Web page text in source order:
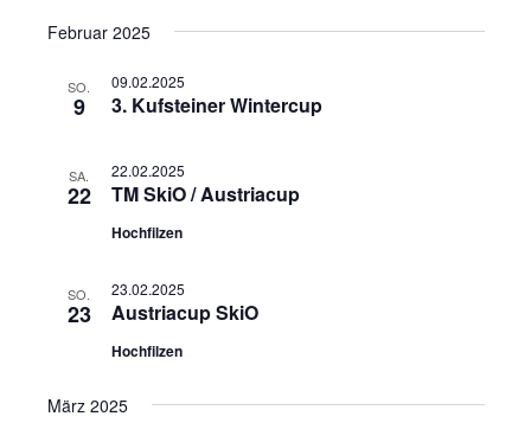
wählen.
Februar 2025
SO.
9 3. Kufsteiner Wintercup
09.02.2025
SA.
22 TM SkiO / Austriacup
22.02.2025
Hochfilzen
SO.
23 Austriacup SkiO
23.02.2025
Hochfilzen
März 2025